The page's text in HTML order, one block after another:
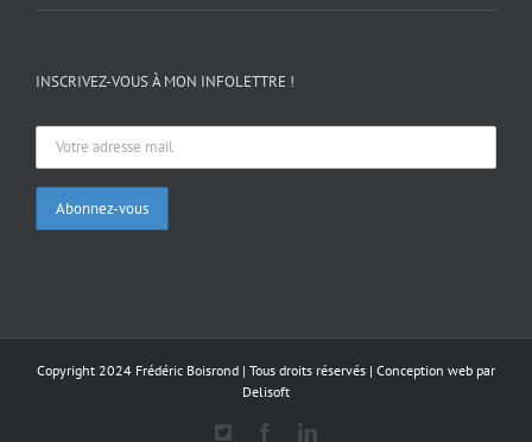
INSCRIVEZ-VOUS À MON INFOLETTRE !
Copyright 2024 Frédéric Boisrond | Tous droits réservés | Conception web par
Delisoft
FacebookLinkedIn